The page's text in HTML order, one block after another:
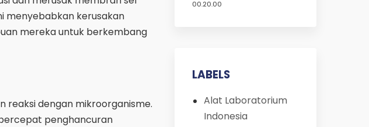
menyebabkan kerusakan
mereka untuk berkembang
reaksi dengan mikroorganisme.
penghancuran
Termurah | Harga Jual
00.20.00
LABELS
Alat Laboratorium
Indonesia